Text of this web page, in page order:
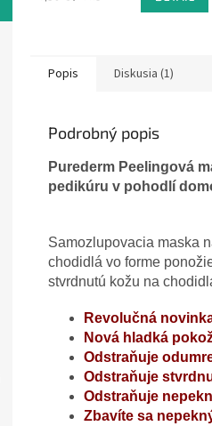
Popis Diskusia (1)
Podrobný popis
Purederm Peelingová
pedikúru v pohodlí
Samozlupovacia maska
chodidlá vo forme
stvrdnutú kožu na
Revolučná
Nová hladká
Odstraňuje
Odstraňuje
Odstraňuje
Zbavíte sa